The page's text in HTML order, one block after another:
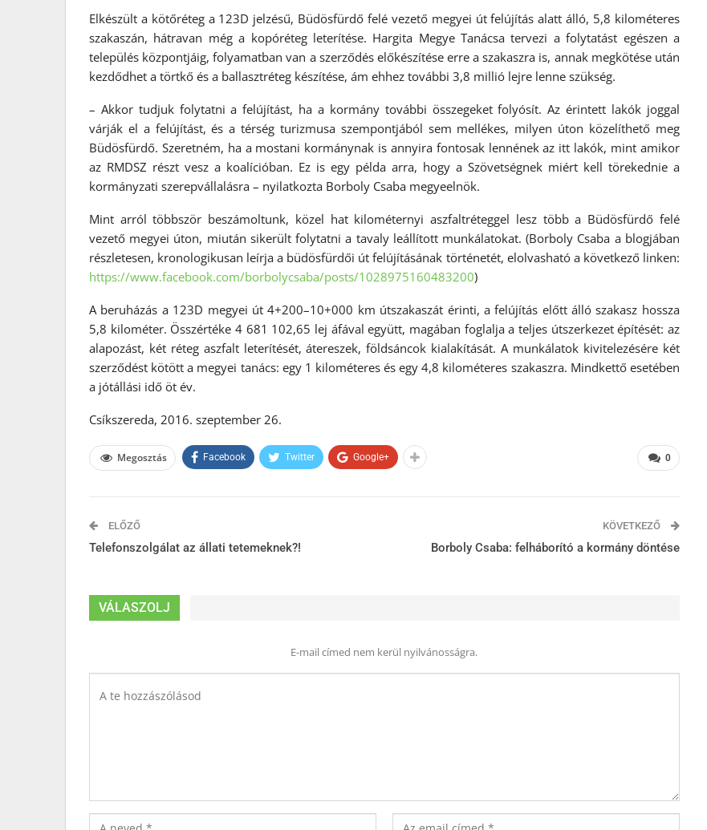
Elkészült a kötőréteg a 123D jelzésű, Büdösfürdő felé vezető megyei út felújítás alatt álló, 5,8 kilométeres
szakaszán, hátravan még a kopóréteg leterítése. Hargita Megye Tanácsa tervezi a folytatást egészen a
település központjáig, folyamatban van a szerződés előkészítése erre a szakaszra is, annak megkötése után
kezdődhet a törtkő és a ballasztréteg készítése, ám ehhez további 3,8 millió lejre lenne szükség.
– Akkor tudjuk folytatni a felújítást, ha a kormány további összegeket folyósít. Az érintett lakók joggal
várják el a felújítást, és a térség turizmusa szempontjából sem mellékes, milyen úton közelíthető meg
Büdösfürdő. Szeretném, ha a mostani kormánynak is annyira fontosak lennének az itt lakók, mint amikor
az RMDSZ részt vesz a koalícióban. Ez is egy példa arra, hogy a Szövetségnek miért kell törekednie a
kormányzati szerepvállalásra – nyilatkozta Borboly Csaba megyeelnök.
Mint arról többször beszámoltunk, közel hat kilométernyi aszfaltréteggel lesz több a Büdösfürdő felé
vezető megyei úton, miután sikerült folytatni a tavaly leállított munkálatokat. (Borboly Csaba a blogjában
részletesen, kronologikusan leírja a büdösfürdői út felújításának történetét, elolvasható a következő linken:
https://www.facebook.com/borbolycsaba/posts/1028975160483200)
A beruházás a 123D megyei út 4+200–10+000 km útszakaszát érinti, a felújítás előtt álló szakasz hossza
5,8 kilométer. Összértéke 4 681 102,65 lej áfával együtt, magában foglalja a teljes útszerkezet építését: az
alapozást, két réteg aszfalt leterítését, átereszek, földsáncok kialakítását. A munkálatok kivitelezésére két
szerződést kötött a megyei tanács: egy 1 kilométeres és egy 4,8 kilométeres szakaszra. Mindkettő esetében
a jótállási idő öt év.
Csíkszereda, 2016. szeptember 26.
0
Megosztás Facebook Twitter Google+
ELŐZŐ
Telefonszolgálat az állati tetemeknek?!
KÖVETKEZŐ
Borboly Csaba: felháborító a kormány döntése
VÁLASZOLJ
E-mail címed nem kerül nyilvánosságra.